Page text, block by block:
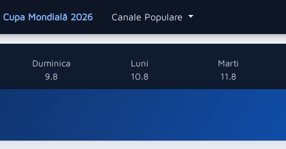
Cupa Mondială 2026 Canale Populare
Duminica
9.8
Luni
10.8
Marti
11.8